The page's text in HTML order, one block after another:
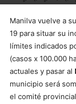
Manilva vuelve a
19 para situar su
límites indicados
(casos x 100.000
actuales y pasar al
municipio será
el comité